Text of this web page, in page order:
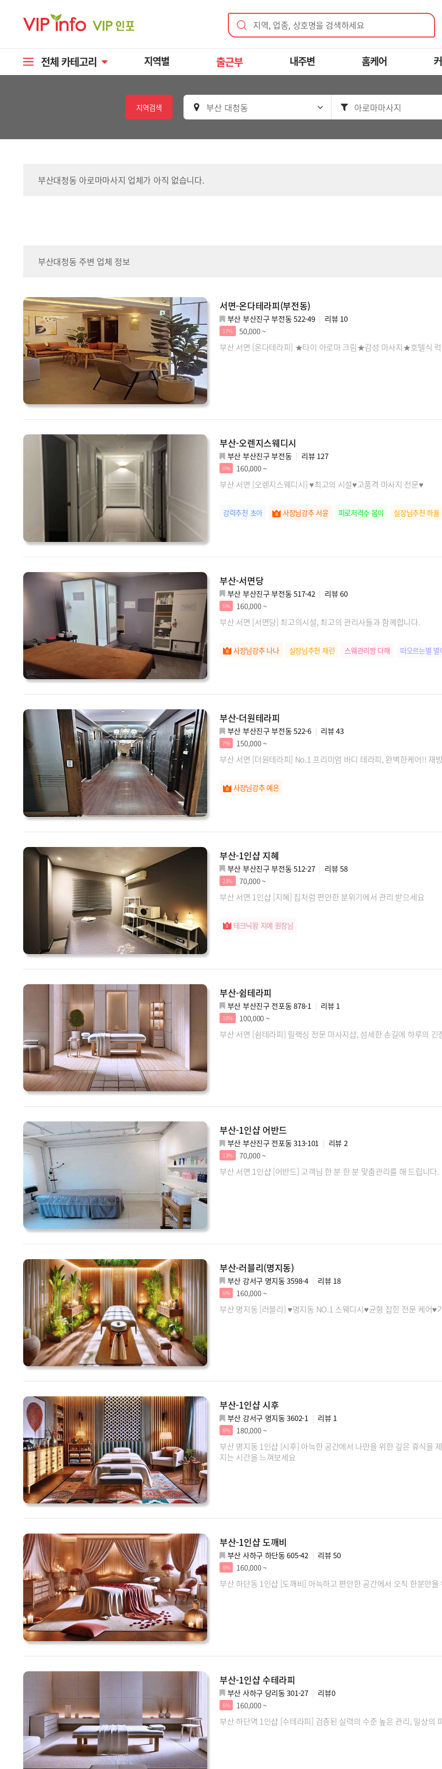
지역, 업종, 상호명을 검색하세요
전체 카테고리 지역별 출근부 내주변 홈케어
지역검색 부산 대청동 아로마마사지
부산대청동 아로마마사지 업체가 아직 없습니다.
부산대청동 주변 업체 정보
서면-온다테라피(부전동)
부산 부산진구 부전동 522-49 리뷰 10
17% 50,000 ~
부산 서면 [온다테라피] ★타이 아로마 크림★감성 마사지★호텔식
부산-오렌지스웨디시
부산 부산진구 부전동 리뷰 127
6% 160,000 ~
부산 서면 [오렌지스웨디시] ♥최고의 시설♥고품격 마사지 전문♥
강력추천 초아 사장님강추 서윤 피로저격수 봄이 실장님추천 하율
부산-서면당
부산 부산진구 부전동 517-42 리뷰60
6% 160,000 ~
부산 서면 [서면당] 최고의시설, 최고의 관리사들과 함께합니다.
사장님강추 나나 실장님추천 채린 스웨관리짱 다해 떠오르는별 별
부산-더원테라피
부산 부산진구 부전동 522-6 리뷰43
7% 150,000 ~
부산 서면 [더원테라피] No.1 프리미엄 바디
사장님강추 예은
부산-1인샵 지혜
부산 부산진구 부전동 512-27 리뷰58
23% 70,000 ~
부산 서면 1인샵 [지혜] 집처럼 편안한 분위기에서 관리 받으세요
테크닉왕 지예 원장님
부산-쉼테라피
부산 부산진구 전포동 878-1 리뷰 1
10% 100,000 ~
부산 서면 [쉼테라피] 릴랙싱 전문 마사지샵, 섬세한 손길에 하루의
부산-1인샵 어반드
부산 부산진구 전포동 313-101 리뷰 2
13% 70,000 ~
부산 서면 1인샵 [어반드] 고객님 한 분 한 분 맞춤관리를 해 드립니다.
부산-러블리(명지동)
부산 강서구 명지동 3598-4 리뷰 18
6% 160,000 ~
부산 명지동 [러블리] ♥명지동 NO.1 스웨디시♥균형 잡힌 전문 케어♥
부산-1인샵 시후
부산 강서구 명지동 3602-1 리뷰 1
6% 180,000 ~
부산 명지동 1인샵 [시후] 아늑한 공간에서 나만을 위한 깊은 휴식을
지는 시간을 느껴보세요
부산-1인샵 도깨비
부산 사하구 하단동 605-42 리뷰50
6% 160,000 ~
부산 하단동 1인샵 [도깨비] 아늑하고 편안한 공간에서 오직 한분만
부산-1인샵 수테라피
부산 사하구 당리동 301-27 리뷰0
6% 160,000 ~
부산 하단역 1인샵 [수테라피] 검증된 실력의 수준 높은 관리, 일상의